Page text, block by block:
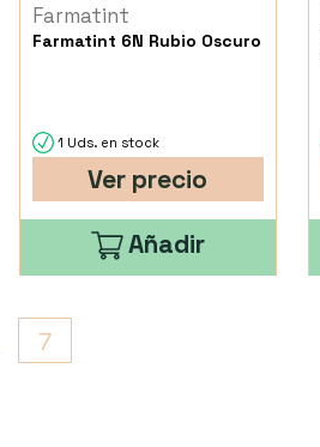
Farmatint
Farmatint 6N Rubio Oscuro
1 Uds. en stock
Ver precio
Añadir
7